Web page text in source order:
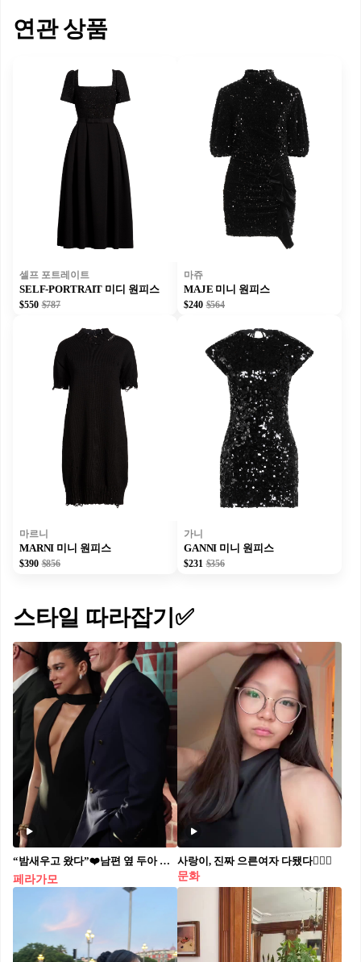
연관 상품
셀프 포트레이트
SELF-PORTRAIT 미디 원피스
$550 $787
마쥬
MAJE 미니 원피스
$240 $564
마르니
MARNI 미니 원피스
$390 $856
가니
GANNI 미니 원피스
$231 $356
스타일 따라잡기✅
“밤새우고 왔다”❤️남편 옆 두아 리파
페라가모
사랑이, 진짜 으른여자 다됐다🙋🏻‍♀️
문화